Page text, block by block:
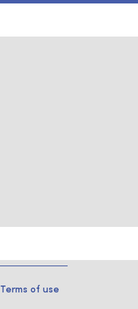
Terms of use